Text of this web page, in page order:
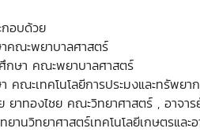
อบด้วย
คณะพยาบาลศาสตร์
ษา คณะพยาบาลศาสตร์
ณะเทคโนโลยีการประมงและทรัพยา
ยาทองไชย คณะวิทยาศาสตร์ , อา
านวิทยาศาสตร์เทคโนโลยีเกษตรแล